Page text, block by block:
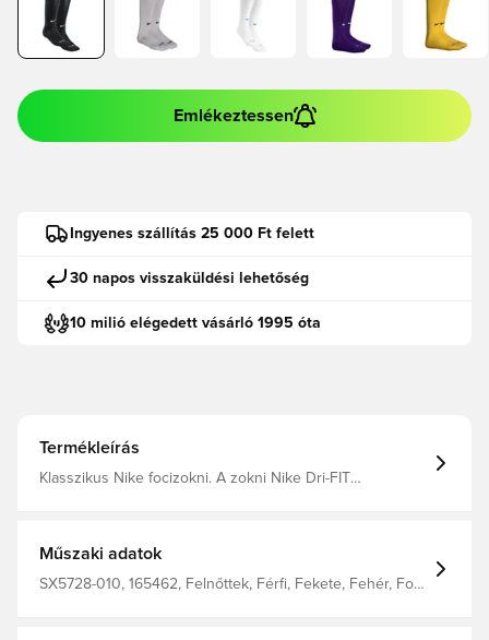
Emlékeztessen
Ingyenes szállítás 25 000 Ft felett
30 napos visszaküldési lehetőség
10 milió elégedett vásárló 1995 óta
Termékleírás
Klasszikus Nike focizokni. A zokni Nike Dri-FIT
Műszaki adatok
SX5728-010, 165462, Felnőttek, Férfi, Fekete, Fehér, Foci